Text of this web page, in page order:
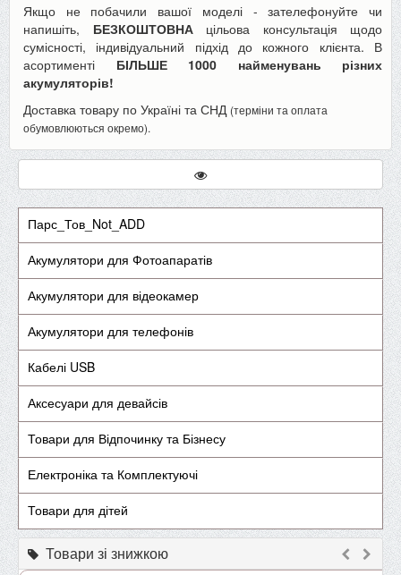
Якщо не побачили вашої моделі - зателефонуйте чи
напишіть, БЕЗКОШТОВНАцільова консультація щодо
сумісності, індивідуальний підхід до кожного клієнта. В
асортименті БІЛЬШЕ 1000 найменувань різних
акумуляторів!
Доставка товару по Україні та СНД (терміни та оплата
обумовлюються окремо).
Парс_Тов_Not_ADD
Акумулятори для Фотоапаратів
Акумулятори для відеокамер
Акумулятори для телефонів
Кабелі USB
Аксесуари для девайсів
Товари для Відпочинку та Бізнесу
Електроніка та Комплектуючі
Товари для дітей
Товари зі знижкою